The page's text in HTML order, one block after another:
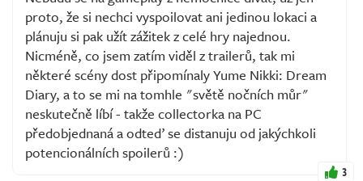
proto, že si nechci vyspoilovat ani jedinou lokaci a
plánuju si pak užít zážitek z celé hry najednou.
Nicméně, co jsem zatím viděl z trailerů, tak mi
některé scény dost připomínaly Yume Nikki: Dream
Diary, a to se mi na tomhle "světě nočních můr"
neskutečně líbí - takže collectorka na PC
předobjednaná a odteď se distanuju od jakýchkoli
potencionálních spoilerů :)
3